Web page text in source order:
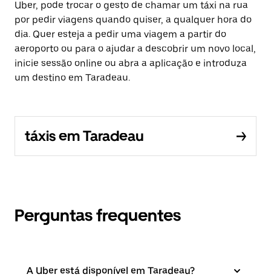
Uber, pode trocar o gesto de chamar um táxi na rua
por pedir viagens quando quiser, a qualquer hora do
dia. Quer esteja a pedir uma viagem a partir do
aeroporto ou para o ajudar a descobrir um novo local,
inicie sessão online ou abra a aplicação e introduza
um destino em Taradeau.
táxis em Taradeau
Perguntas frequentes
A Uber está disponível em Taradeau?